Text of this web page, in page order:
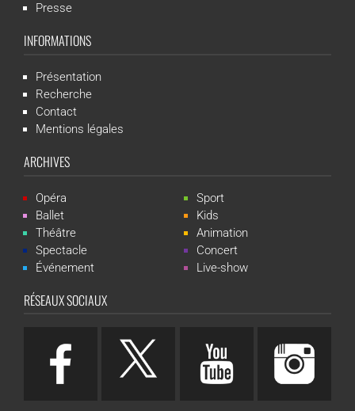
Presse
INFORMATIONS
Présentation
Recherche
Contact
Mentions légales
ARCHIVES
Opéra
Ballet
Théâtre
Spectacle
Événement
Sport
Kids
Animation
Concert
Live-show
RÉSEAUX SOCIAUX